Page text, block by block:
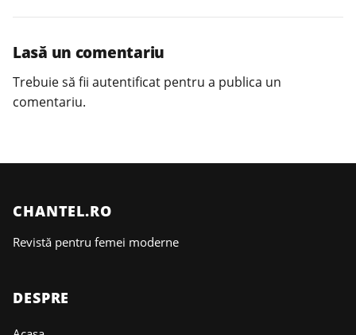
Lasă un comentariu
Trebuie să fii autentificat pentru a publica un
comentariu.
CHANTEL.RO
Revistă pentru femei moderne
DESPRE